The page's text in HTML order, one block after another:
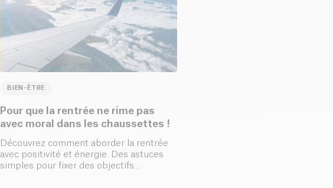
BIEN-ÊTRE
Pour que la rentrée ne rime pas
avec moral dans les chaussettes !
Découvrez comment aborder la rentrée
avec positivité et énergie. Des astuces
simples pour fixer des objectifs